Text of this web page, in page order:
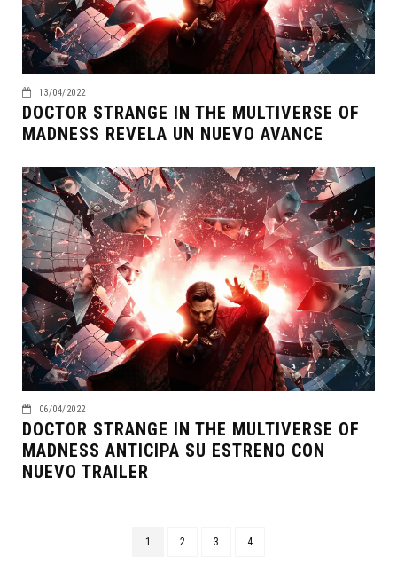
13/04/2022
DOCTOR STRANGE IN THE MULTIVERSE OF
MADNESS REVELA UN NUEVO AVANCE
06/04/2022
DOCTOR STRANGE IN THE MULTIVERSE OF
MADNESS ANTICIPA SU ESTRENO CON
NUEVO TRAILER
1 2 3 4